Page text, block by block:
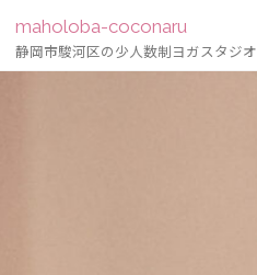
maholoba-coconaru
静岡市駿河区の少人数制ヨガスタジオ